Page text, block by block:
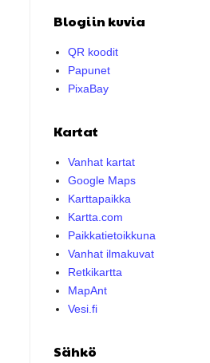
Blogiin kuvia
QR koodit
Papunet
PixaBay
Kartat
Vanhat kartat
Google Maps
Karttapaikka
Kartta.com
Paikkatietoikkuna
Vanhat ilmakuvat
Retkikartta
MapAnt
Vesi.fi
Sähkö